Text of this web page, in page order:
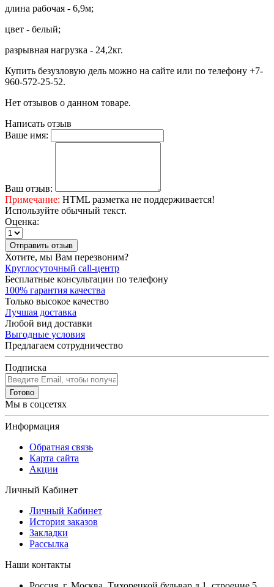
длина рабочая - 6,9м;
цвет - белый;
разрывная нагрузка - 24,2кг.
Купить безузловую дель можно на сайте или по телефону +7-
960-572-25-52.
Нет отзывов о данном товаре.
Написать отзыв
Ваше имя:
Ваш отзыв:
Примечание: HTML разметка не поддерживается!
Используйте обычный текст.
Оценка:
Отправить отзыв
Хотите, мы Вам перезвоним?
Круглосуточный call-центр
Бесплатные консультации по телефону
100% гарантия качества
Только высокое качество
Лучшая доставка
Любой вид доставки
Выгодные условия
Предлагаем сотрудничество
Подписка
Готово
Мы в соцсетях
Информация
Обратная связь
Карта сайта
Акции
Личный Кабинет
Личный Кабинет
История заказов
Закладки
Рассылка
Наши контакты